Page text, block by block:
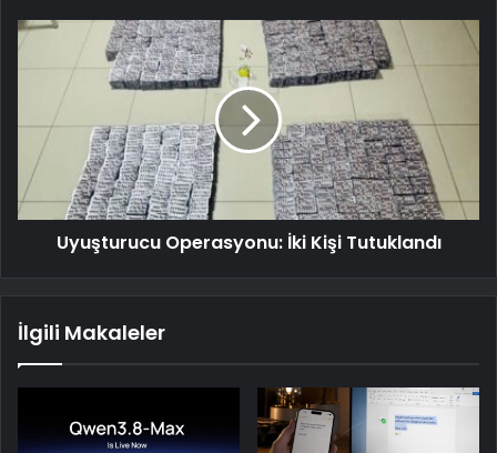
Uyuşturucu Operasyonu: İki Kişi Tutuklandı
İlgili Makaleler